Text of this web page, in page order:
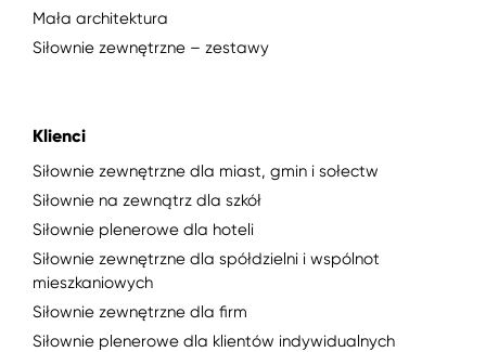
Mała architektura
Siłownie zewnętrzne – zestawy
Klienci
Siłownie zewnętrzne dla miast, gmin i sołectw
Siłownie na zewnątrz dla szkół
Siłownie plenerowe dla hoteli
Siłownie zewnętrzne dla spółdzielni i wspólnot
mieszkaniowych
Siłownie zewnętrzne dla firm
Siłownie plenerowe dla klientów indywidualnych